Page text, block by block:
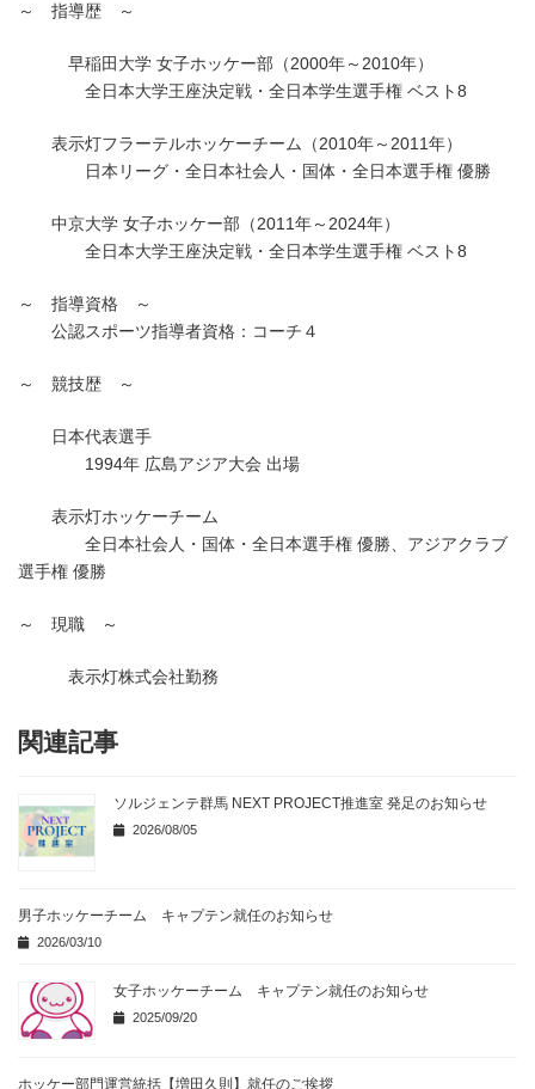
～ 指導歴 ～
早稲田大学 女子ホッケー部（2000年～2010年）
全日本大学王座決定戦・全日本学生選手権 ベスト8
表示灯フラーテルホッケーチーム（2010年～2011年）
日本リーグ・全日本社会人・国体・全日本選手権 優勝
中京大学 女子ホッケー部（2011年～2024年）
全日本大学王座決定戦・全日本学生選手権 ベスト8
～ 指導資格 ～
公認スポーツ指導者資格：コーチ４
～ 競技歴 ～
日本代表選手
1994年 広島アジア大会 出場
表示灯ホッケーチーム
全日本社会人・国体・全日本選手権 優勝、アジアクラブ
選手権 優勝
～ 現職 ～
表示灯株式会社勤務
関連記事
ソルジェンテ群馬 NEXT PROJECT推進室 発足のお知らせ
2026/08/05
男子ホッケーチーム キャプテン就任のお知らせ
2026/03/10
女子ホッケーチーム キャプテン就任のお知らせ
2025/09/20
ホッケー部門運営統括【増田久則】就任のご挨拶